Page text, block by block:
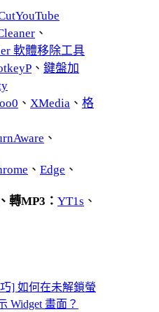
、
軟體移除工具
、 鍵盤加
、 XMedia 、 格
、
、 Edge 、
轉MP3： YT1s 、
] 如何在未解鎖螢
Widget 畫面？